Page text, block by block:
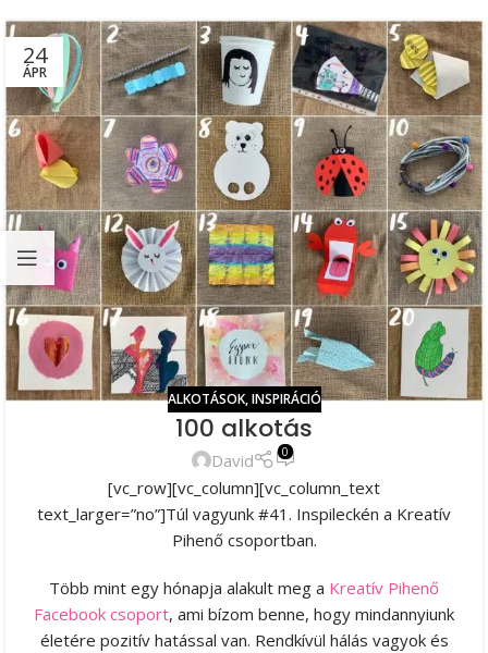
24
ÁPR
ALKOTÁSOK,INSPIRÁCIÓ
100 alkotás
David 0
[vc_row][vc_column][vc_column_text
text_larger=”no”]Túl vagyunk #41. Inspileckén a Kreatív
Pihenő csoportban.
Több mint egy hónapja alakult meg a Kreatív Pihenő
Facebook csoport, ami bízom benne, hogy mindannyiunk
életére pozitív hatással van. Rendkívül hálás vagyok és